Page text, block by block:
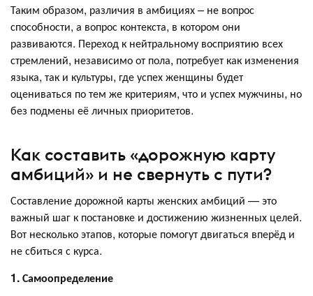
Таким образом, различия в амбициях – не вопрос
способности, а вопрос контекста, в котором они
развиваются. Переход к нейтральному восприятию всех
стремлений, независимо от пола, потребует как изменения
языка, так и культуры, где успех женщины будет
оцениваться по тем же критериям, что и успех мужчины, но
без подмены её личных приоритетов.
Как составить «дорожную карту
амбиций» и не свернуть с пути?
Составление дорожной карты женских амбиций — это
важный шаг к постановке и достижению жизненных целей.
Вот несколько этапов, которые помогут двигаться вперёд и
не сбиться с курса.
1. Самоопределение